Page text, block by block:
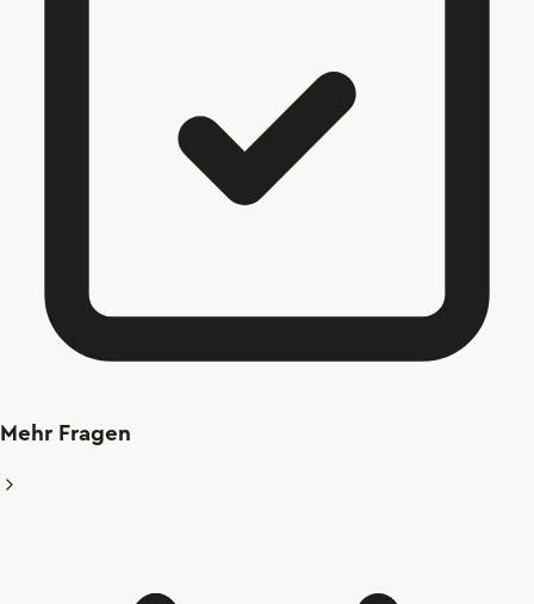
Mehr Fragen